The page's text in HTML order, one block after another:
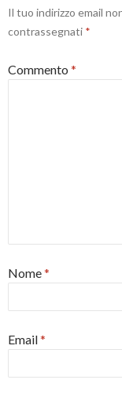
Il tuo indirizzo email
contrassegnati *
Commento *
Nome*
Email*